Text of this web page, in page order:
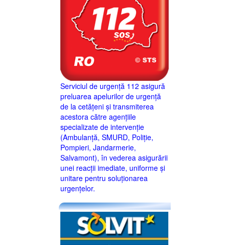
Serviciul de urgență 112 asigură
preluarea apelurilor de urgență
de la cetățeni și transmiterea
acestora către agențiile
specializate de intervenție
(Ambulanță, SMURD, Poliție,
Pompieri, Jandarmerie,
Salvamont), în vederea asigurării
unei reacții imediate, uniforme și
unitare pentru soluționarea
urgențelor.